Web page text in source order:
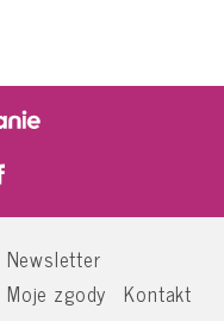
Newsletter
Moje zgody Kontakt